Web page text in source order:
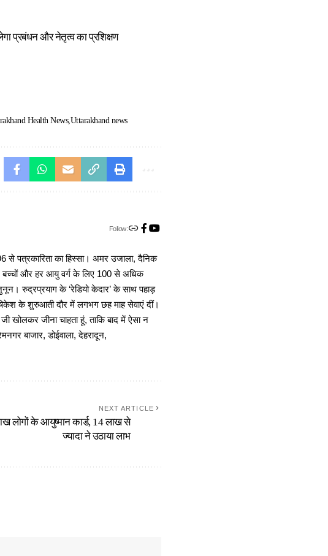
प्रबंधन और नेतृत्व का प्रशिक्षण
Health News Uttarakhand news
Follow:
पत्रकारिता का हिस्सा। अमर उजाला, दैनिक
बच्चों और हर आयु वर्ग के लिए 100 से अधिक
रुद्रप्रयाग के ‘रेडियो केदार’ के साथ पहाड़
के शुरुआती दौर में लगभग छह माह सेवाएं दीं।
खोलकर जीना चाहता हूं, ताकि बाद में ऐसा न
बाजार, डोईवाला, देहरादून,
NEXT ARTICLE
लोगों के आयुष्मान कार्ड, 14 लाख से
ज्यादा ने उठाया लाभ